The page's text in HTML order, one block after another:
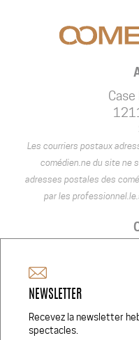
Case
Les courriers postaux
comédien.ne du site ne
adresses postales des
par les
NEWSLETTER
Recevez la newsletter
spectacles.